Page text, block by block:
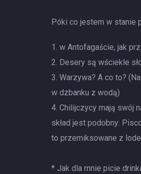
Póki co jestem w stanie
w Antofagaście, jak
Desery są wściekle
Warzywa? A co to?
w dzbanku z wodą)
Chilijczycy mają swój
skład jest podobny:
to przemiksowane z
* Jak dla mnie picie